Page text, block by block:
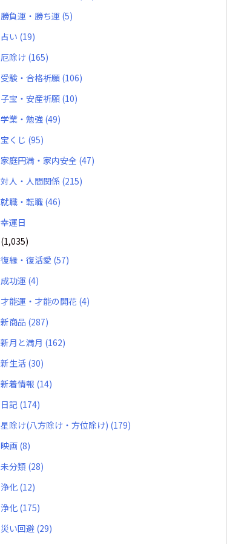
勝負運・勝ち運 (5)
占い (19)
厄除け (165)
受験・合格祈願 (106)
子宝・安産祈願 (10)
学業・勉強 (49)
宝くじ (95)
家庭円満・家内安全 (47)
対人・人間関係 (215)
就職・転職 (46)
幸運日
(1,035)
復縁・復活愛 (57)
成功運 (4)
才能運・才能の開花 (4)
新商品 (287)
新月と満月 (162)
新生活 (30)
新着情報 (14)
日記 (174)
星除け(八方除け・方位除け) (179)
映画 (8)
未分類 (28)
浄化 (12)
浄化 (175)
災い回避 (29)